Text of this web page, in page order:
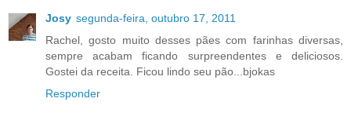
Josy segunda-feira, outubro 17, 2011
Rachel, gosto muito desses pães com farinhas diversas,
sempre acabam ficando surpreendentes e deliciosos.
Gostei da receita. Ficou lindo seu pão...bjokas
Responder